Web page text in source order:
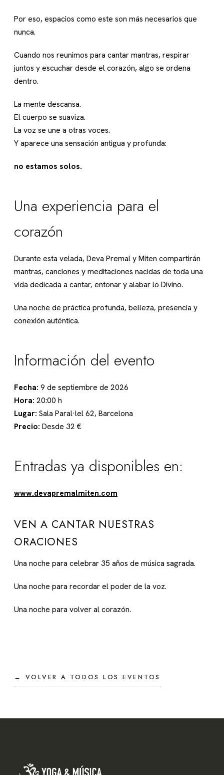
Por eso, espacios como este son más necesarios que
nunca.
Cuando nos reunimos para cantar mantras, respirar
juntos y escuchar desde el corazón, algo se ordena
dentro.
La mente descansa.
El cuerpo se suaviza.
La voz se une a otras voces.
Y aparece una sensación antigua y profunda:
no estamos solos.
Una experiencia para el
corazón
Durante esta velada, Deva Premal y Miten compartirán
mantras, canciones y meditaciones nacidas de toda una
vida dedicada a cantar, entonar y alabar lo Divino.
Una noche de práctica profunda, belleza, presencia y
conexión auténtica.
Información del evento
Fecha: 9 de septiembre de 2026
Hora: 20:00 h
Lugar: Sala Paral·lel 62, Barcelona
Precio: Desde 32 €
Entradas ya disponibles en:
www.devapremalmiten.com
VEN A CANTAR NUESTRAS
ORACIONES
Una noche para celebrar 35 años de música sagrada.
Una noche para recordar el poder de la voz.
Una noche para volver al corazón.
← VOLVER A TODOS LOS EVENTOS